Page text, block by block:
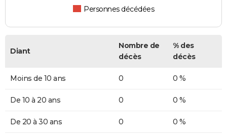
Personnes décédées
Diant
Nombre de
décès
% des
décès
Moins de 10 ans 0 0 %
De 10 à 20 ans 0 0 %
De 20 à 30 ans 0 0 %